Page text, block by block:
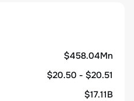
$458.04Mn
$20.50 - $20.51
$17.11B